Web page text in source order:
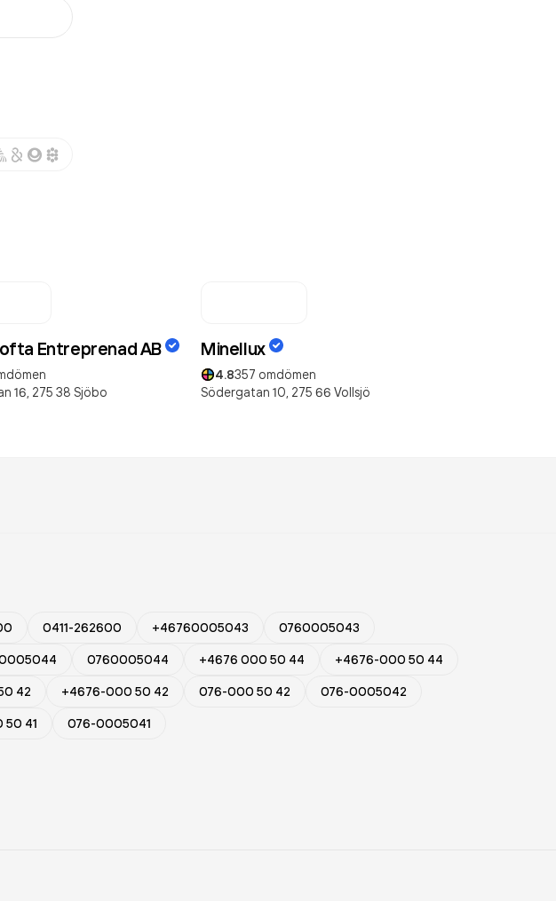
Entreprenad AB
16, 275 38 Sjöbo
Minellux
4.8357 omdömen
Södergatan 10, 275 66 Vollsjö
0411-262600 +46760005043
0760005043
0760005044 +4676 000 50 44
+4676-000 50 44
42 +4676-000 50 42 076-000 50 42
076-0005042
41 076-0005041